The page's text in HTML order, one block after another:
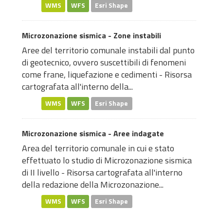
WMS WFS Esri Shape
Microzonazione sismica - Zone instabili
Aree del territorio comunale instabili dal punto
di geotecnico, ovvero suscettibili di fenomeni
come frane, liquefazione e cedimenti - Risorsa
cartografata all'interno della...
WMS WFS Esri Shape
Microzonazione sismica - Aree indagate
Area del territorio comunale in cui e stato
effettuato lo studio di Microzonazione sismica
di II livello - Risorsa cartografata all'interno
della redazione della Microzonazione...
WMS WFS Esri Shape